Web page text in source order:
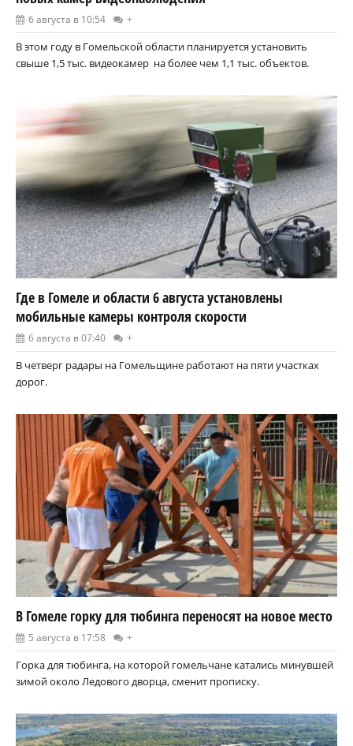
6 августа в 10:54 +
В этом году в Гомельской области планируется установить
свыше 1,5 тыс. видеокамер на более чем 1,1 тыс. объектов.
Где в Гомеле и области 6 августа установлены
мобильные камеры контроля скорости
6 августа в 07:40 +
В четверг радары на Гомельщине работают на пяти участках
дорог.
В Гомеле горку для тюбинга переносят на новое место
5 августа в 17:58 +
Горка для тюбинга, на которой гомельчане катались минувшей
зимой около Ледового дворца, сменит прописку.